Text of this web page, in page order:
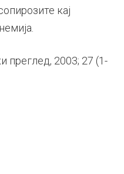
кај
преглед, 2003; 27 (1-